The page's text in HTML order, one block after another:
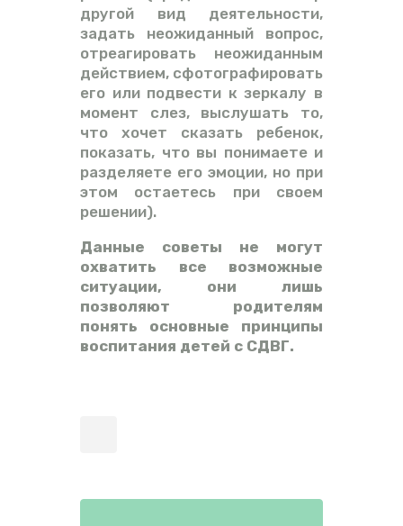
другой вид деятельности,
задать неожиданный вопрос,
отреагировать неожиданным
действием, сфотографировать
его или подвести к зеркалу в
момент слез, выслушать то,
что хочет сказать ребенок,
показать, что вы понимаете и
разделяете его эмоции, но при
этом остаетесь при своем
решении).
Данные советы не могут
охватить все возможные
ситуации, они лишь
позволяют родителям
понять основные принципы
воспитания детей с СДВГ.